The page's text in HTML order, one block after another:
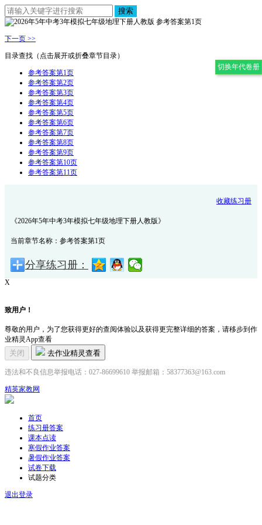
搜索
下一页 >>
目录查找（点击展开或折叠章节目录）
参考答案第1页
参考答案第2页
参考答案第3页
参考答案第4页
参考答案第5页
参考答案第6页
参考答案第7页
参考答案第8页
参考答案第9页
参考答案第10页
参考答案第11页
收藏练习册
《2026年5年中考3年模拟七年级地理下册人教版》
当前章节名称：参考答案第1页
分享练习册：
切换年代卷册
X
致用户！
尊敬的用户，为了您获得更好的查阅体验以及获得更完整详细的答案，请移步到作
业精灵App查看
关闭 去作业精灵查看
违法和不良信息举报电话：027-86699610 举报邮箱：58377363@163.com
精英家教网
首页
练习册答案
课本点读
寒假作业答案
暑假作业答案
试卷下载
试题分类
退出登录